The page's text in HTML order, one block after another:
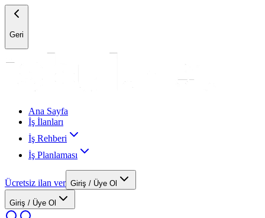
Geri
Ana Sayfa
İş İlanları
İş Rehberi
İş Planlaması
Ücretsiz ilan ver Giriş / Üye Ol
Giriş / Üye Ol